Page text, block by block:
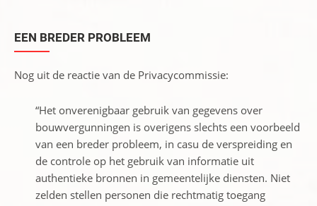
EEN BREDER PROBLEEM
Nog uit de reactie van de Privacycommissie:
“Het onverenigbaar gebruik van gegevens over
bouwvergunningen is overigens slechts een voorbeeld
van een breder probleem, in casu de verspreiding en
de controle op het gebruik van informatie uit
authentieke bronnen in gemeentelijke diensten. Niet
zelden stellen personen die rechtmatig toegang